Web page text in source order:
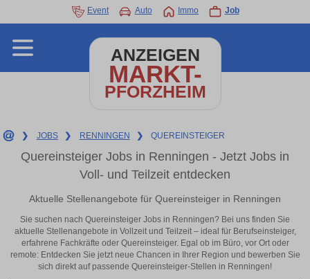
Event Auto Immo Job
ANZEIGEN
MARKT-
PFORZHEIM
❯ JOBS ❯ RENNINGEN ❯ QUEREINSTEIGER
Quereinsteiger Jobs in Renningen - Jetzt Jobs in
Voll- und Teilzeit entdecken
Aktuelle Stellenangebote für Quereinsteiger in Renningen
Sie suchen nach Quereinsteiger Jobs in Renningen? Bei uns finden Sie
aktuelle Stellenangebote in Vollzeit und Teilzeit – ideal für Berufseinsteiger,
erfahrene Fachkräfte oder Quereinsteiger. Egal ob im Büro, vor Ort oder
remote: Entdecken Sie jetzt neue Chancen in Ihrer Region und bewerben Sie
sich direkt auf passende Quereinsteiger-Stellen in Renningen!